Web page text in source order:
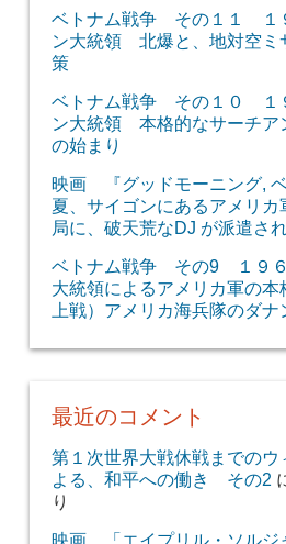
ベトナム戦争 その１１ １
ン大統領 北爆と、地対空ミ
策
ベトナム戦争 その１０ １
ン大統領 本格的なサーチア
の始まり
映画 『グッドモーニング, ベトナム』１９6５年
夏、サイゴンにあるアメリカ
局に、破天荒なDJ が派遣さ
ベトナム戦争 その9 １９
大統領によるアメリカ軍の本
上戦）アメリカ海兵隊のダ
最近のコメント
第１次世界大戦休戦までのウ
よる、和平への働き その2
り
映画 「エイプリル・ソル